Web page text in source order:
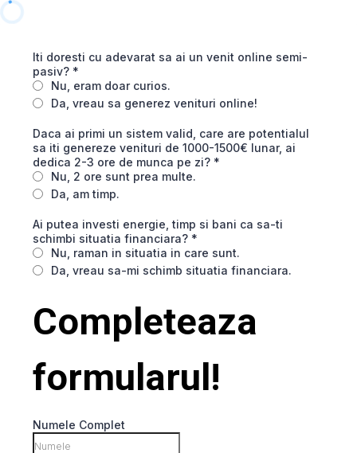
Iti doresti cu adevarat sa ai un venit online semi-
pasiv? *
Nu, eram doar curios.
Da, vreau sa generez venituri online!
Daca ai primi un sistem valid, care are potentialul
sa iti genereze venituri de 1000-1500€ lunar, ai
dedica 2-3 ore de munca pe zi? *
Nu, 2 ore sunt prea multe.
Da, am timp.
Ai putea investi energie, timp si bani ca sa-ti
schimbi situatia financiara? *
Nu, raman in situatia in care sunt.
Da, vreau sa-mi schimb situatia financiara.
Completeaza
formularul!
Numele Complet